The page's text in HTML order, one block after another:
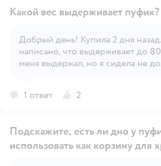
Какой вес выдерживает
Добрый день! Купила 2 дня
написано, что выдерживает до 80
меня выдержал, но я сидела не
1 ответ
2
Подскажите, есть ли дно у
использовать как корзину для